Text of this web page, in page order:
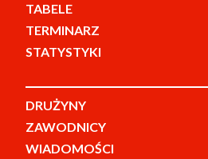
TABELE
TERMINARZ
STATYSTYKI
DRUŻYNY
ZAWODNICY
WIADOMOŚCI